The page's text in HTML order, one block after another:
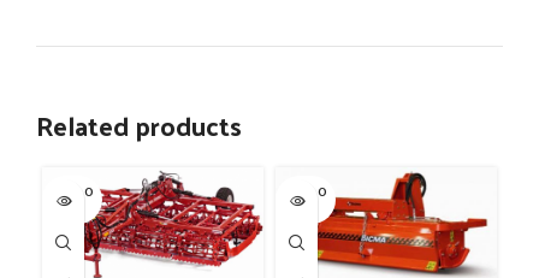
Related products
SOLD O
UT
SOLD O
UT